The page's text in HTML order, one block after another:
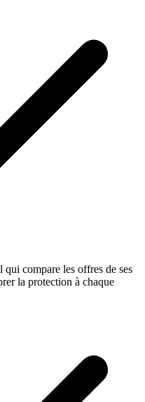
compare les offres de ses
la protection à chaque